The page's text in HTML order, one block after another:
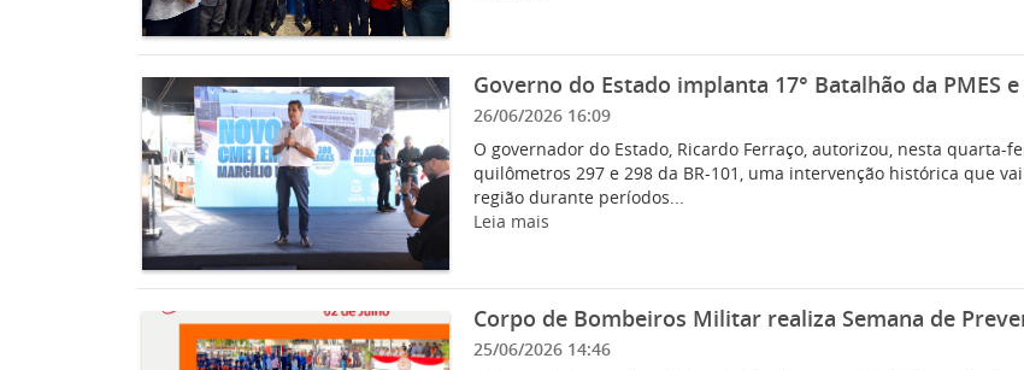
Governo do Estado implanta 17° Batalhão da PMES
26/06/2026 16:09
O governador do Estado, Ricardo Ferraço, autorizou, nesta quarta-
quilômetros 297 e 298 da BR-101, uma intervenção histórica que
região durante períodos...
Leia mais
Corpo de Bombeiros Militar realiza Semana de
25/06/2026 14:46